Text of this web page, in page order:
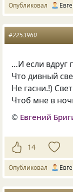
Опубликовал
#2253960
…И если вдруг
Что дивный
Не гасни.!)
Чтоб мне в
© Евгений
14
Опубликовал